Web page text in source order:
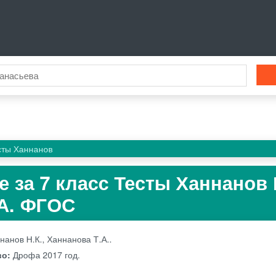
Ханнанов
за 7 класс Тесты Ханнанов
ФГОС
Н.К., Ханнанова Т.А..
Дрофа 2017 год.